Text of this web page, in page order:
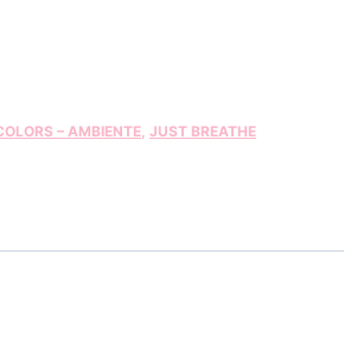
– AMBIENTE, JUST BREATHE